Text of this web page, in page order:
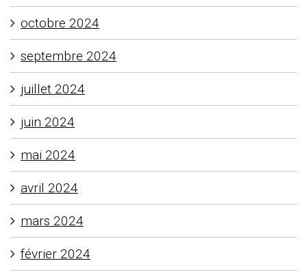
octobre 2024
septembre 2024
juillet 2024
juin 2024
mai 2024
avril 2024
mars 2024
février 2024